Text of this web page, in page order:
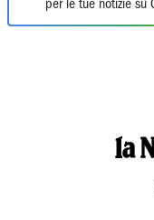
per le tue notizie su